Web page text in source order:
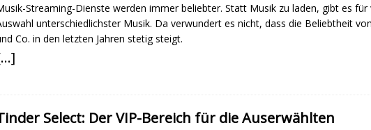
Streaming-Dienste werden immer beliebter. Statt Musik zu laden, gibt es für
unterschiedlichster Musik. Da verwundert es nicht, dass die Beliebtheit
Co. in den letzten Jahren stetig steigt.
Select: Der VIP-Bereich für die Auserwählten